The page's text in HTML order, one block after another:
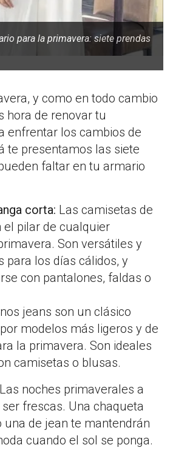
para la primavera: siete prendas
y como en todo cambio
hora de renovar tu
enfrentar los cambios de
te presentamos las siete
faltar en tu armario
corta: Las camisetas de
el pilar de cualquier
Son versátiles y
para los días cálidos, y
con pantalones, faldas o
jeans son un clásico
modelos más ligeros y de
la primavera. Son ideales
camisetas o blusas.
Las noches primaverales a
frescas. Una chaqueta
una de jean te mantendrán
cuando el sol se ponga.